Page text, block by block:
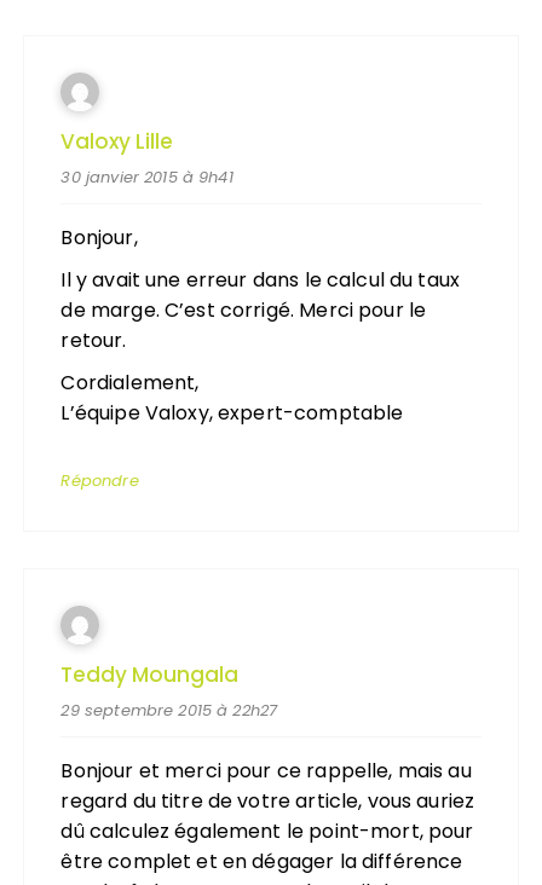
Valoxy Lille
30 janvier 2015 à 9h41
Bonjour,
Il y avait une erreur dans le calcul du taux
de marge. C’est corrigé. Merci pour le
retour.
Cordialement,
L’équipe Valoxy, expert-comptable
Répondre
Teddy Moungala
29 septembre 2015 à 22h27
Bonjour et merci pour ce rappelle, mais au
regard du titre de votre article, vous auriez
dû calculez également le point-mort, pour
être complet et en dégager la différence